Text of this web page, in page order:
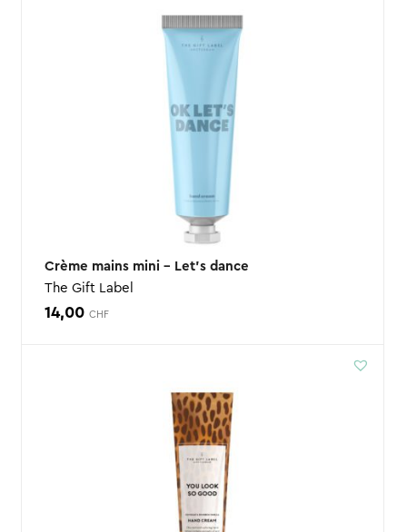
Crème mains mini – Let’s dance
The Gift Label
14,00 CHF